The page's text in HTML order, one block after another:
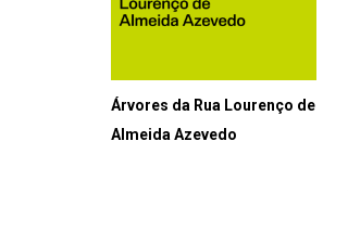
Árvores da Rua Lourenço de
Almeida Azevedo